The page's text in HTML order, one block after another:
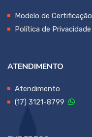
Modelo de Certificação
Política de Privacidade
ATENDIMENTO
Atendimento
(17) 3121-8799